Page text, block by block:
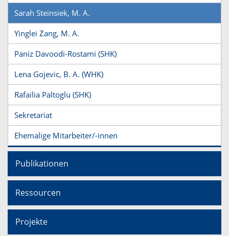
Sarah Steinsiek, M. A.
Yinglei Zang, M. A.
Paniz Davoodi-Rostami (SHK)
Lena Gojevic, B. A. (WHK)
Rafailia Paltoglu (SHK)
Sekretariat
Ehemalige Mitarbeiter/-innen
Publikationen
Ressourcen
Projekte